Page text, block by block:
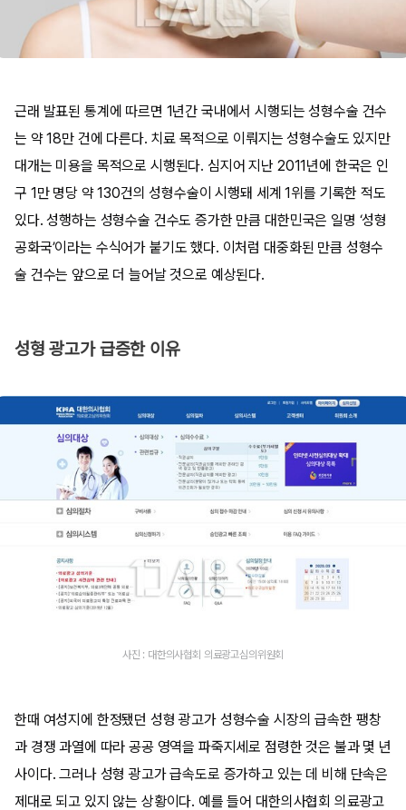
근래 발표된 통계에 따르면 1년간 국내에서 시행되는 성형수술 건수
는 약 18만 건에 다른다. 치료 목적으로 이뤄지는 성형수술도 있지만
대개는 미용을 목적으로 시행된다. 심지어 지난 2011년에 한국은 인
구 1만 명당 약 130건의 성형수술이 시행돼 세계 1위를 기록한 적도
있다. 성행하는 성형수술 건수도 증가한 만큼 대한민국은 일명 ‘성형
공화국’이라는 수식어가 붙기도 했다. 이처럼 대중화된 만큼 성형수
술 건수는 앞으로 더 늘어날 것으로 예상된다.
성형 광고가 급증한 이유
사진 : 대한의사협회 의료광고심의위원회
한때 여성지에 한정됐던 성형 광고가 성형수술 시장의 급속한 팽창
과 경쟁 과열에 따라 공공 영역을 파죽지세로 점령한 것은 불과 몇 년
사이다. 그러나 성형 광고가 급속도로 증가하고 있는 데 비해 단속은
제대로 되고 있지 않는 상황이다. 예를 들어 대한의사협회 의료광고